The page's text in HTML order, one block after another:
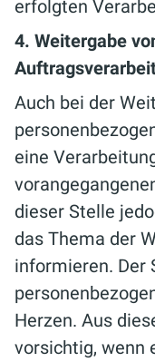
erfolgten
4. Weitergabe
Auch bei der
eine
dieser Stelle
das Thema der
informieren. Der
Herzen. Aus
vorsichtig, wenn